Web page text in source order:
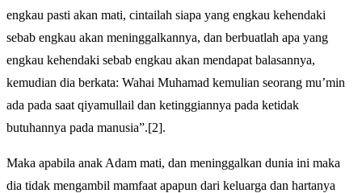
engkau pasti akan mati, cintailah siapa yang engkau kehendaki
sebab engkau akan meninggalkannya, dan berbuatlah apa yang
engkau kehendaki sebab engkau akan mendapat balasannya,
kemudian dia berkata: Wahai Muhamad kemulian seorang mu’min
ada pada saat qiyamullail dan ketinggiannya pada ketidak
butuhannya pada manusia”.[2].
Maka apabila anak Adam mati, dan meninggalkan dunia ini maka
dia tidak mengambil mamfaat apapun dari keluarga dan hartanya